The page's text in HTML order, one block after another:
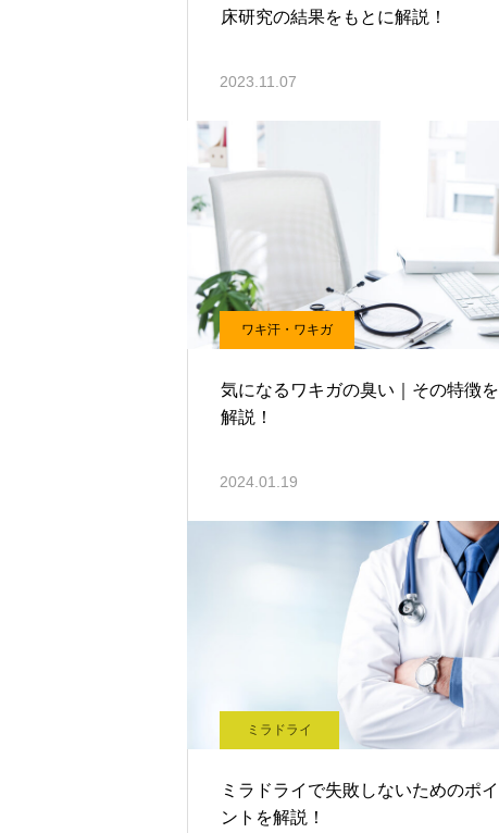
床研究の結果をもとに解説！
2023.11.07
ワキ汗・ワキガ
気になるワキガの臭い｜その特徴を
解説！
2024.01.19
ミラドライ
ミラドライで失敗しないためのポイ
ントを解説！